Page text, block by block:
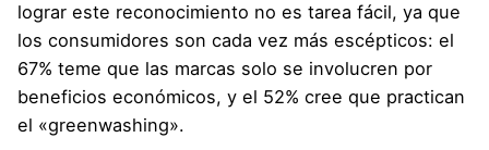
lograr este reconocimiento no es tarea fácil, ya que
los consumidores son cada vez más escépticos: el
67% teme que las marcas solo se involucren por
beneficios económicos, y el 52% cree que practican
el «greenwashing».